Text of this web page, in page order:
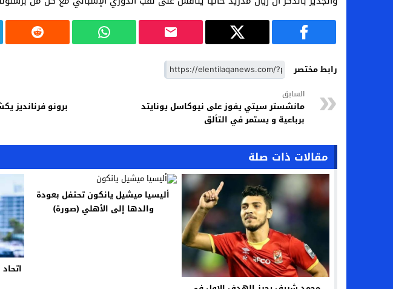
رابط مختصر
السابق
مانشستر سيتي يفوز على نيوكاسل يونايتد
برباعية و يستمر في التألق
برونو
مقالات ذات صلة
أليسيا ميشيل يانكون تحتفل بعودة
والدها إلى الأهلي (صورة)